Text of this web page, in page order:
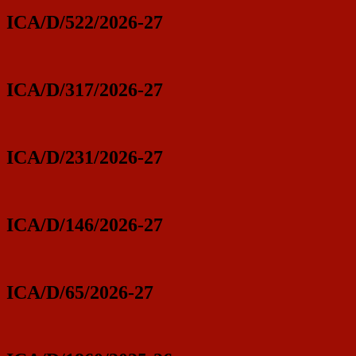
ICA/D/522/2026-27
ICA/D/317/2026-27
ICA/D/231/2026-27
ICA/D/146/2026-27
ICA/D/65/2026-27